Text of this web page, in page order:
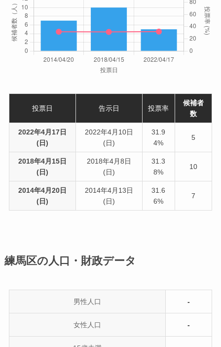
投票日 告示日 投票率
候補者
数
2022年4月17日
(日)
2022年4月10日
(日)
31.9
4%
5
2018年4月15日
(日)
2018年4月8日
(日)
31.3
8%
10
2014年4月20日
(日)
2014年4月13日
(日)
31.6
6%
7
練馬区の人口・財政データ
男性人口 -
女性人口 -